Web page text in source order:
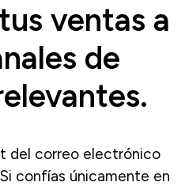
ventas a
de
del correo electrónico
confías únicamente en